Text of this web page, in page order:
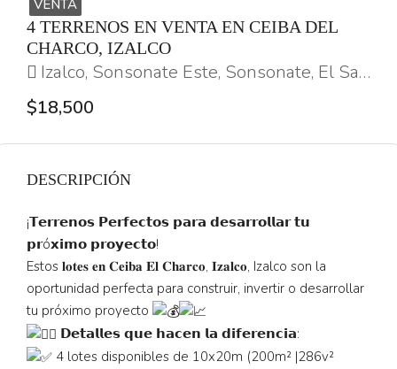
VENTA
4 TERRENOS EN VENTA EN CEIBA DEL
CHARCO, IZALCO
Izalco, Sonsonate Este, Sonsonate, El Salvador
$18,500
DESCRIPCIÓN
¡𝗧𝗲𝗿𝗿𝗲𝗻𝗼𝘀 𝗣𝗲𝗿𝗳𝗲𝗰𝘁𝗼𝘀 𝗽𝗮𝗿𝗮 𝗱𝗲𝘀𝗮𝗿𝗿𝗼𝗹𝗹𝗮𝗿 𝘁𝘂
𝗽𝗿ó𝘅𝗶𝗺𝗼 𝗽𝗿𝗼𝘆𝗲𝗰𝘁𝗼!
Estos 𝐥𝐨𝐭𝐞𝐬 𝐞𝐧 𝐂𝐞𝐢𝐛𝐚 𝐄𝐥 𝐂𝐡𝐚𝐫𝐜𝐨, 𝐈𝐳𝐚𝐥𝐜𝐨, Izalco son la
oportunidad perfecta para construir, invertir o desarrollar
tu próximo proyecto
𝗗𝗲𝘁𝗮𝗹𝗹𝗲𝘀 𝗾𝘂𝗲 𝗵𝗮𝗰𝗲𝗻 𝗹𝗮 𝗱𝗶𝗳𝗲𝗿𝗲𝗻𝗰𝗶𝗮:
4 lotes disponibles de 10x20m (200m² |286v²